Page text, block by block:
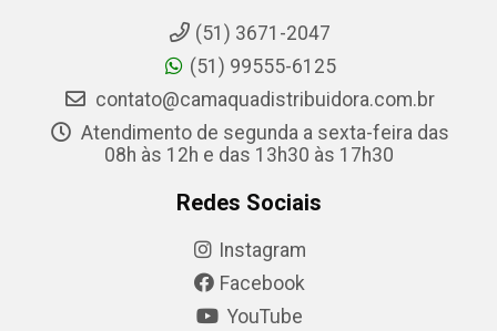
(51) 3671-2047
(51) 99555-6125
contato@camaquadistribuidora.com.br
Atendimento de segunda a sexta-feira das
08h às 12h e das 13h30 às 17h30
Redes Sociais
Instagram
Facebook
YouTube